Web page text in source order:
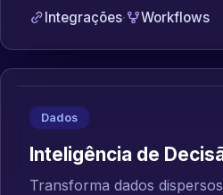
Integrações· Workflows
Dados
Inteligência de
Transforma dados